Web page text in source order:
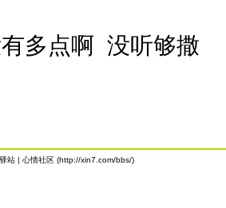
多点啊 没听够撒
站 | 心情社区 (http://xin7.com/bbs/)